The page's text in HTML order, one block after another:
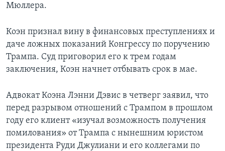
Мюллера.
Коэн признал вину в финансовых преступлениях и
даче ложных показаний Конгрессу по поручению
Трампа. Суд приговорил его к трем годам
заключения, Коэн начнет отбывать срок в мае.
Адвокат Коэна Лэнни Дэвис в четверг заявил, что
перед разрывом отношений с Трампом в прошлом
году его клиент «изучал возможность получения
помилования» от Трампа с нынешним юристом
президента Руди Джулиани и его коллегами по